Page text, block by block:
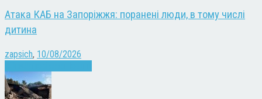
Атака КАБ на Запоріжжя: поранені люди, в тому числі
дитина
zapsich, 10/08/2026